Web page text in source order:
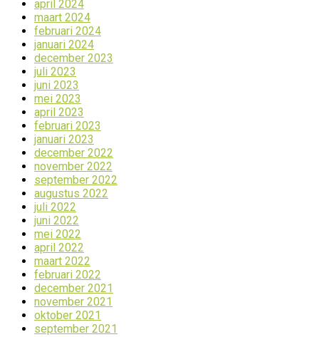
april 2024
maart 2024
februari 2024
januari 2024
december 2023
juli 2023
juni 2023
mei 2023
april 2023
februari 2023
januari 2023
december 2022
november 2022
september 2022
augustus 2022
juli 2022
juni 2022
mei 2022
april 2022
maart 2022
februari 2022
december 2021
november 2021
oktober 2021
september 2021